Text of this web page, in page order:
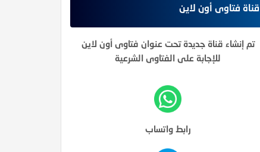
قناة فتاوى أون لاين
تم إنشاء قناة جديدة تحت عنوان فتاوى أون لاين
للإجابة على الفتاوى الشرعية
رابط واتساب